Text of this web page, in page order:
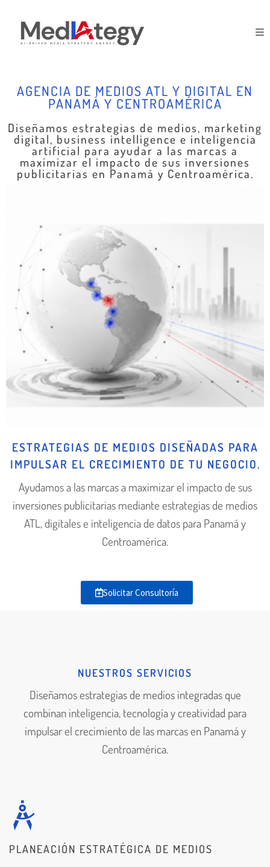
AGENCIA DE MEDIOS ATL Y DIGITAL EN
PANAMÁ Y CENTROAMÉRICA
Diseñamos estrategias de medios, marketing
digital, business intelligence e inteligencia
artificial para ayudar a las marcas a
maximizar el impacto de sus inversiones
publicitarias en Panamá y Centroamérica.
ESTRATEGIAS DE MEDIOS DISEÑADAS PARA
IMPULSAR EL CRECIMIENTO DE TU NEGOCIO.
Ayudamos a las marcas a maximizar el impacto de sus
inversiones publicitarias mediante estrategias de medios
ATL, digitales e inteligencia de datos para Panamá y
Centroamérica.
Solicitar Consultoría
NUESTROS SERVICIOS
Diseñamos estrategias de medios integradas que
combinan inteligencia, tecnología y creatividad para
impulsar el crecimiento de las marcas en Panamá y
Centroamérica.
PLANEACIÓN ESTRATÉGICA DE MEDIOS